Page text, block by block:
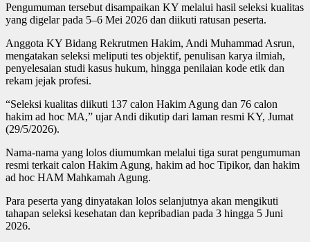
Pengumuman tersebut disampaikan KY melalui hasil seleksi kualitas
yang digelar pada 5–6 Mei 2026 dan diikuti ratusan peserta.
Anggota KY Bidang Rekrutmen Hakim, Andi Muhammad Asrun,
mengatakan seleksi meliputi tes objektif, penulisan karya ilmiah,
penyelesaian studi kasus hukum, hingga penilaian kode etik dan
rekam jejak profesi.
“Seleksi kualitas diikuti 137 calon Hakim Agung dan 76 calon
hakim ad hoc MA,” ujar Andi dikutip dari laman resmi KY, Jumat
(29/5/2026).
Nama-nama yang lolos diumumkan melalui tiga surat pengumuman
resmi terkait calon Hakim Agung, hakim ad hoc Tipikor, dan hakim
ad hoc HAM Mahkamah Agung.
Para peserta yang dinyatakan lolos selanjutnya akan mengikuti
tahapan seleksi kesehatan dan kepribadian pada 3 hingga 5 Juni
2026.